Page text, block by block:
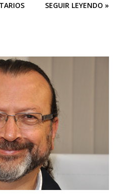
de sus organizadores se
otra cosa que sepultar el
gente profesional que pueda
magnitud y no se quede sólo
Muy buena su
pero subestiman al
El público de Barichara es
a la cultura y los que no lo han
no notar las fallas. Pero para
SEGUIR LEYENDO »